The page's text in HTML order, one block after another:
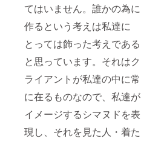
てはいません。誰かの為に
作るという考えは私達に
とっては飾った考えである
と思っています。それはク
ライアントが私達の中に常
に在るものなので、私達が
イメージするシマヌドを表
現し、それを見た人・着た